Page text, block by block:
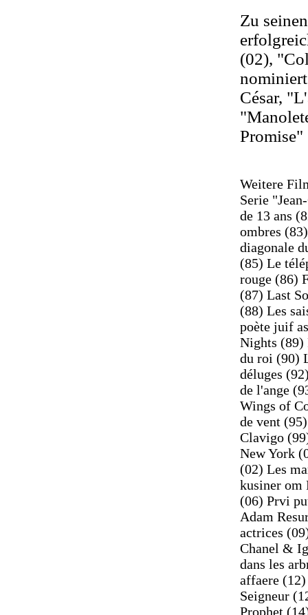
Zu
(02),
César,
Weitere
Serie
de 13 ans
ombres
diagonale
(85) Le
rouge (86)
(87) Last
(88) Les
poète juif
Nights (89)
du roi (90)
déluges
de l'ange
Wings of
de vent
Clavigo
New York
(02) Les
kusiner om
(06) Prvi
Adam
actrices
Chanel &
dans les
affaere
Seigneur
Prophet